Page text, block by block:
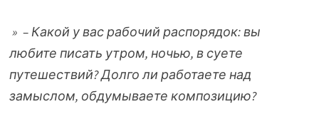
» – Какой у вас рабочий распорядок: вы
любите писать утром, ночью, в суете
путешествий? Долго ли работаете над
замыслом, обдумываете композицию?